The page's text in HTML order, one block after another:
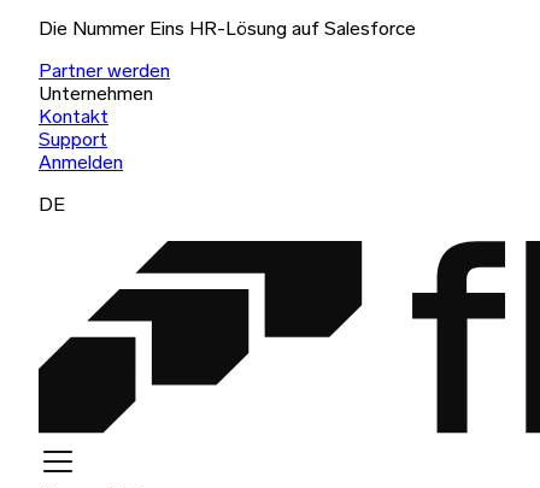
Die Nummer Eins HR-Lösung auf Salesforce
Partner werden
Unternehmen
Kontakt
Support
Anmelden
DE